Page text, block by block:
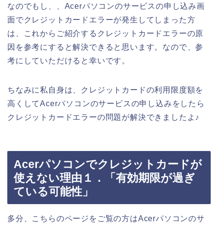
なのでもし、、Acerパソコンのサービスの申し込み画
面でクレジットカードエラーが発生してしまった方
は、これからご紹介するクレジットカードエラーの原
因を参考にすると解決できると思います。なので、参
考にしていただけると幸いです。
ちなみに私自身は、クレジットカードの利用限度額を
高くしてAcerパソコンのサービスの申し込みをしたら
クレジットカードエラーの問題が解決できましたよ♪
Acerパソコンでクレジットカードが
使えない理由１．「有効期限が過ぎ
ている可能性」
多分、こちらのページをご覧の方はAcerパソコンのサ